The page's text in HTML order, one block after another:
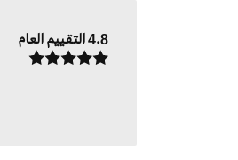
4.8التقييم العام